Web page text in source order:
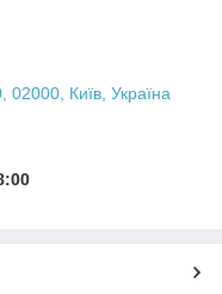
02000, Київ, Україна